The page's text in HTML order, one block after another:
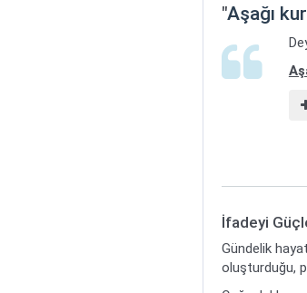
"Aşağı
İfadeyi
Gündelik
oluşturduğu,